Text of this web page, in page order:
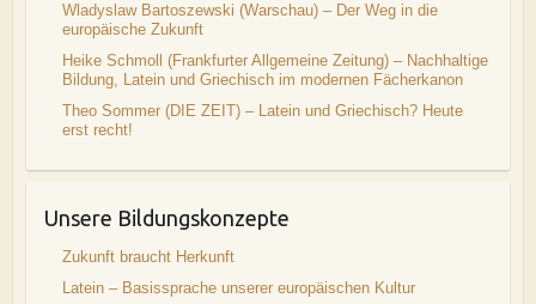
Wladyslaw Bartoszewski (Warschau) – Der Weg in die
europäische Zukunft
Heike Schmoll (Frankfurter Allgemeine Zeitung) – Nachhaltige
Bildung, Latein und Griechisch im modernen Fächerkanon
Theo Sommer (DIE ZEIT) – Latein und Griechisch? Heute
erst recht!
Unsere Bildungskonzepte
Zukunft braucht Herkunft
Latein – Basissprache unserer europäischen Kultur